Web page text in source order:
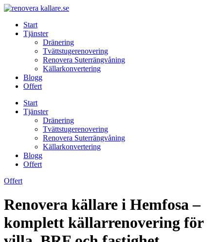
Skip
contentStart
Tjänster
Dränering
Tvättstugerenovering
Renovera Suterrängvåning
Källarkonvertering
Blogg
Offert
Start
Tjänster
Dränering
Tvättstugerenovering
Renovera Suterrängvåning
Källarkonvertering
Blogg
Offert
Offert
Renovera källare i Hemfosa –
komplett källarrenovering för